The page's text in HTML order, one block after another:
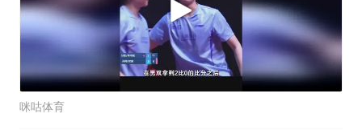
咪咕体育